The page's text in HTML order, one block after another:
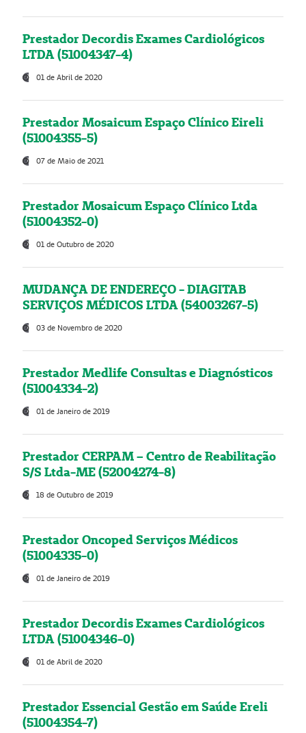
Prestador Decordis Exames Cardiológicos
LTDA (51004347-4)
01 de Abril de 2020
Prestador Mosaicum Espaço Clínico Eireli
(51004355-5)
07 de Maio de 2021
Prestador Mosaicum Espaço Clínico Ltda
(51004352-0)
01 de Outubro de 2020
MUDANÇA DE ENDEREÇO - DIAGITAB
SERVIÇOS MÉDICOS LTDA (54003267-5)
03 de Novembro de 2020
Prestador Medlife Consultas e Diagnósticos
(51004334-2)
01 de Janeiro de 2019
Prestador CERPAM – Centro de Reabilitação
S/S Ltda-ME (52004274-8)
18 de Outubro de 2019
Prestador Oncoped Serviços Médicos
(51004335-0)
01 de Janeiro de 2019
Prestador Decordis Exames Cardiológicos
LTDA (51004346-0)
01 de Abril de 2020
Prestador Essencial Gestão em Saúde Ereli
(51004354-7)